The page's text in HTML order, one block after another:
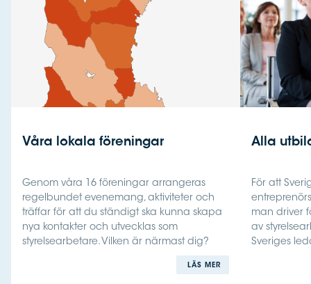
Våra lokala föreningar
Genom våra 16 föreningar arrangeras
regelbundet evenemang, aktiviteter och
träffar för att du ständigt ska kunna skapa
nya kontakter och utvecklas som
styrelsearbetare. Vilken är närmast dig?
LÄS MER
Alla
För att
man driver
av
Sveriges